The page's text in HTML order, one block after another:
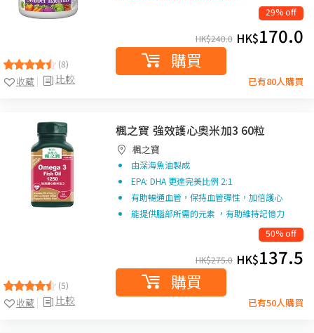
(8)
比較
收藏
29% off
HK$240.0 HK$170.0
購買
已有80人購買
(5)
比較
收藏
楓之寶 強效護心奧米加3 60粒
楓之寶
由深海魚油製成
EPA: DHA 更達完美比例 2:1
有助暢通血管，保持血管彈性，加倍護心
能提供腦部所需的元素 ，有助維持記憶力
50% off
HK$275.0 HK$137.5
購買
已有50人購買